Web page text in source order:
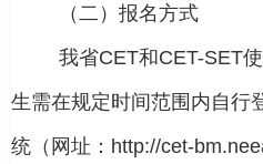
（二）报名方式
我省CET和CET-SET
生需在规定时间范围内自行
统（网址：http://cet-